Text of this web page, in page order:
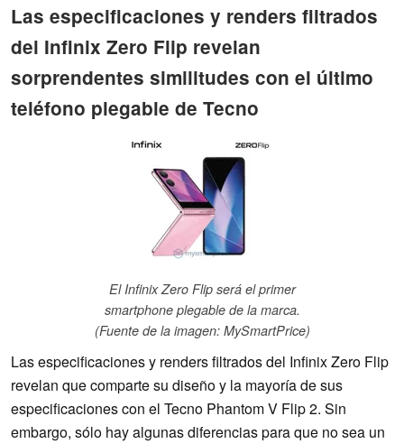
Las especificaciones y renders filtrados
del Infinix Zero Flip revelan
sorprendentes similitudes con el último
teléfono plegable de Tecno
El Infinix Zero Flip será el primer
smartphone plegable de la marca.
(Fuente de la imagen: MySmartPrice)
Las especificaciones y renders filtrados del Infinix Zero Flip
revelan que comparte su diseño y la mayoría de sus
especificaciones con el Tecno Phantom V Flip 2. Sin
embargo, sólo hay algunas diferencias para que no sea un